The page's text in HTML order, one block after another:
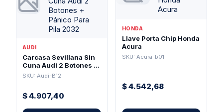
AUDI
Carcasa Sevillana Sin
Cuna Audi 2 Botones +
Pánico Para Pila 2032
SKU: Audi-B12
$4.907,40
HONDA
Llave Porta Chip Honda
Acura
SKU: Acura-b01
$4.542,68